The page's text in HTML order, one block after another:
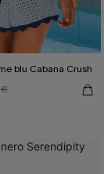
blu Cabana Crush
€